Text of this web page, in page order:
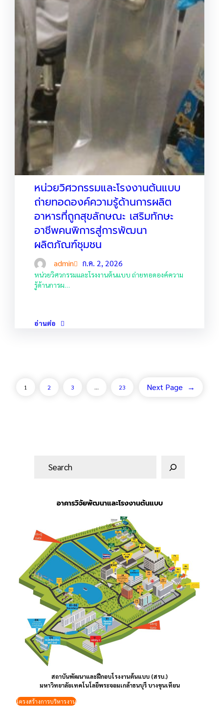
หน่วยวิศวกรรมและโรงงานต้นแบบ
ถ่ายทอดองค์ความรู้ด้านการผลิต
อาหารที่ถูกสุขลักษณะ เสริมทักษะ
อาชีพคนพิการสู่การพัฒนา
ผลิตภัณฑ์ชุมชน
admin ก.ค. 2, 2026
หน่วยวิศวกรรมและโรงงานต้นแบบ ถ่ายทอดองค์ความ
รู้ด้านการผ…
อ่านต่อ
1 2 3 … 23 Next Page →
อาคารวิจัยพัฒนาและโรงงานต้นแบบ
สถาบันพัฒนาและฝึกอบโรงงานต้นแบบ (สรบ.)
มหาวิทยาลัยเทคโนโลยีพระจอมเกล้าธนบุรี บางขุนเทียน
โครงสร้างการบริหารงาน